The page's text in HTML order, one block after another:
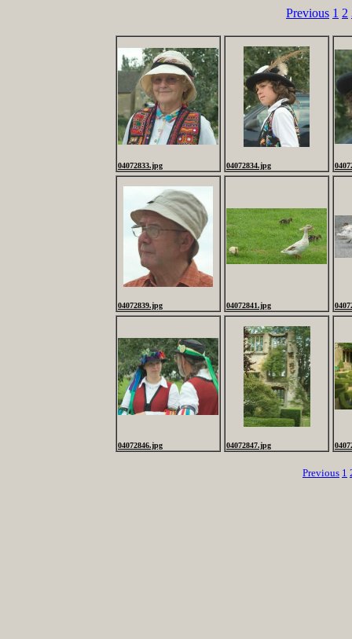
Previous 1 2
04072833.jpg 04072834.jpg
04072839.jpg 04072841.jpg
04072846.jpg 04072847.jpg
Previous 1